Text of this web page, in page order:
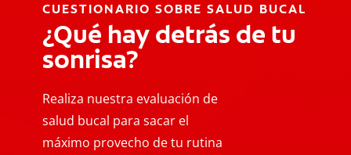
CUESTIONARIO SOBRE SALUD BUCAL
¿Qué hay detrás de tu
sonrisa?
Realiza nuestra evaluación de
salud bucal para sacar el
máximo provecho de tu rutina